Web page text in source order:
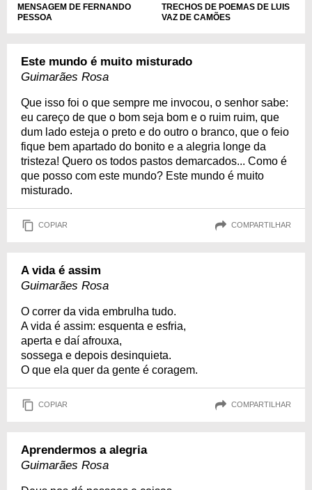
MENSAGEM DE FERNANDO
PESSOA
TRECHOS DE POEMAS DE LUIS
VAZ DE CAMÕES
Este mundo é muito misturado
Guimarães Rosa
Que isso foi o que sempre me invocou, o senhor sabe:
eu careço de que o bom seja bom e o ruim ruim, que
dum lado esteja o preto e do outro o branco, que o feio
fique bem apartado do bonito e a alegria longe da
tristeza! Quero os todos pastos demarcados... Como é
que posso com este mundo? Este mundo é muito
misturado.
COPIAR COMPARTILHAR
A vida é assim
Guimarães Rosa
O correr da vida embrulha tudo.
A vida é assim: esquenta e esfria,
aperta e daí afrouxa,
sossega e depois desinquieta.
O que ela quer da gente é coragem.
COPIAR COMPARTILHAR
Aprendermos a alegria
Guimarães Rosa